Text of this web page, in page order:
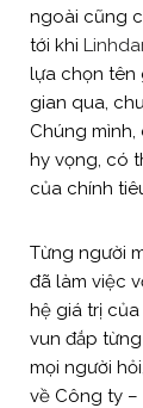
ngoài cũng
tới khi
lựa chọn tên
gian qua,
Chúng
hy vọng, có
của chính
Từng người
đã làm việc
hệ giá trị
vun đắp
mọi người
về Công ty –